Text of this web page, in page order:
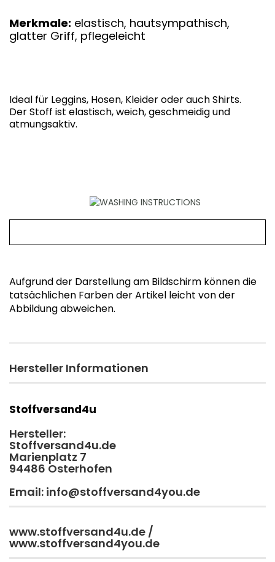
Merkmale: elastisch, hautsympathisch,
glatter Griff, pflegeleicht
Ideal für Leggins, Hosen, Kleider oder auch Shirts.
Der Stoff ist elastisch, weich, geschmeidig und
atmungsaktiv.
Aufgrund der Darstellung am Bildschirm können die
tatsächlichen Farben der Artikel leicht von der
Abbildung abweichen.
Hersteller Informationen
Stoffversand4u
Hersteller:
Stoffversand4u.de
Marienplatz 7
94486 Osterhofen
Email: info@stoffversand4you.de
www.stoffversand4u.de /
www.stoffversand4you.de